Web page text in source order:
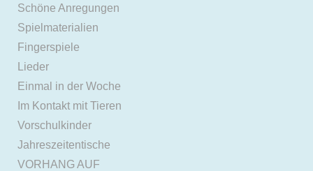
Schöne Anregungen
Spielmaterialien
Fingerspiele
Lieder
Einmal in der Woche
Im Kontakt mit Tieren
Vorschulkinder
Jahreszeitentische
VORHANG AUF